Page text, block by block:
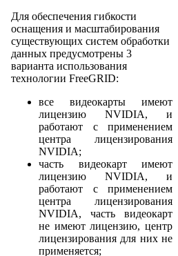
Для обеспечения гибкости
оснащения и масштабирования
существующих систем обработки
данных предусмотрены 3
варианта использования
технологии FreeGRID:
все видеокарты имеют
лицензию NVIDIA, и
работают с применением
центра лицензирования
NVIDIA;
часть видеокарт имеют
лицензию NVIDIA, и
работают с применением
центра лицензирования
NVIDIA, часть видеокарт
не имеют лицензию, центр
лицензирования для них не
применяется;